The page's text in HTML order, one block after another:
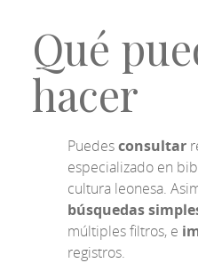
Qué
hacer
Puedesconsultar
especializado en
cultura leonesa.
búsquedas
múltiples filtros, e
registros.